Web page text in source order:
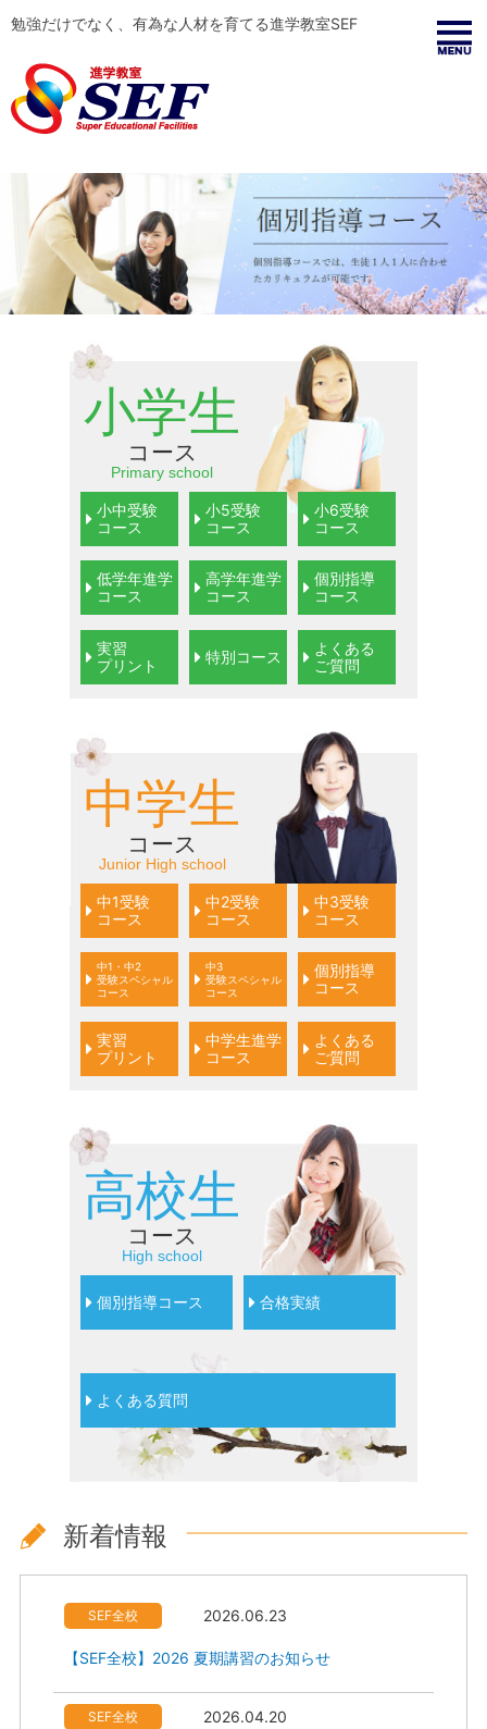
勉強だけでなく、有為な人材を育てる進学教室SEF
小学生
コース
Primary school
小中受験
コース
小5受験
コース
小6受験
コース
低学年進学
コース
高学年進学
コース
個別指導
コース
実習
プリント
特別コース
よくある
ご質問
中学生
コース
Junior High school
中1受験
コース
中2受験
コース
中3受験
コース
中1・中2
受験スペシャル
コース
中3
受験スペシャル
コース
個別指導
コース
実習
プリント
中学生進学
コース
よくある
ご質問
高校生
コース
High school
個別指導コース 合格実績
よくある質問
新着情報
SEF全校 2026.06.23
【SEF全校】2026 夏期講習のお知らせ
SEF全校 2026.04.20